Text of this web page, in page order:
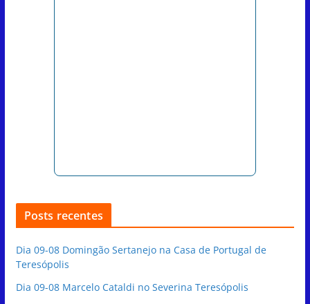
Posts recentes
Dia 09-08 Domingão Sertanejo na Casa de Portugal de
Teresópolis
Dia 09-08 Marcelo Cataldi no Severina Teresópolis